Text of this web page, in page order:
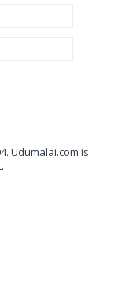
Udumalai.com is